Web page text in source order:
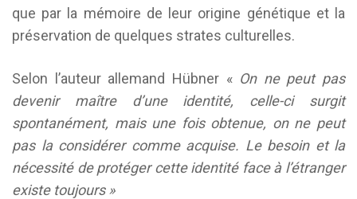
que par la mémoire de leur origine génétique et la
préservation de quelques strates culturelles.
Selon l’auteur allemand Hübner « On ne peut pas
devenir maître d’une identité, celle-ci surgit
spontanément, mais une fois obtenue, on ne peut
pas la considérer comme acquise. Le besoin et la
nécessité de protéger cette identité face à l’étranger
existe toujours »